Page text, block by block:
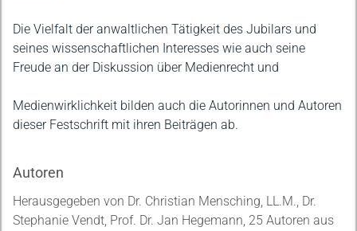
Die Vielfalt der anwaltlichen Tätigkeit des Jubilars und
seines wissenschaftlichen Interesses wie auch seine
Freude an der Diskussion über Medienrecht und
Medienwirklichkeit bilden auch die Autorinnen und Autoren
dieser Festschrift mit ihren Beiträgen ab.
Autoren
Herausgegeben von Dr. Christian Mensching, LL.M., Dr.
Stephanie Vendt, Prof. Dr. Jan Hegemann, 25 Autoren aus